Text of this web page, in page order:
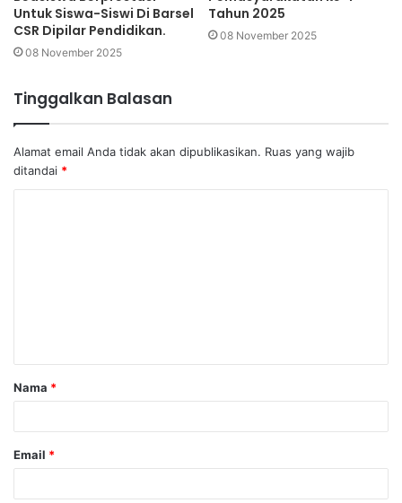
Untuk Siswa-Siswi Di Barsel
CSR Dipilar Pendidikan.
08 November 2025
Tahun 2025
08 November 2025
Tinggalkan Balasan
Alamat email Anda tidak akan dipublikasikan. Ruas yang wajib
ditandai *
a
r
Nama *
Email *